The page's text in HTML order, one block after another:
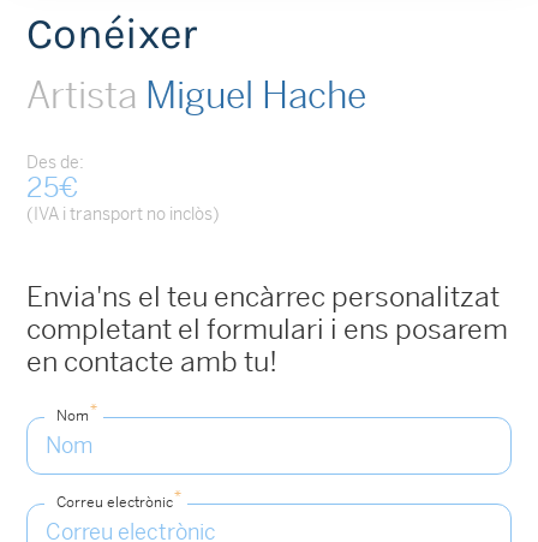
Conéixer
Artista Miguel Hache
Des de:
25€
(IVA i transport no inclòs)
Envia'ns el teu encàrrec personalitzat
completant el formulari i ens posarem
en contacte amb tu!
Nom*
Correu electrònic*